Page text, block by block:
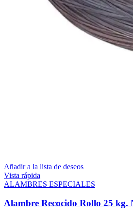
Añadir a la lista de deseos
Vista rápida
ALAMBRES ESPECIALES
Alambre Recocido Rollo 25 kg.